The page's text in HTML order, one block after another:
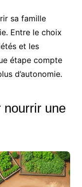
sa famille
Entre le choix
et les
étape compte
d’autonomie.
nourrir une